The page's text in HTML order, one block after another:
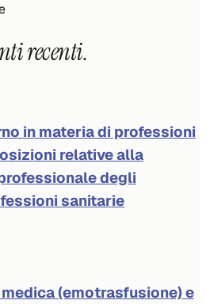
recenti.
in materia di professioni
relative alla
degli
sanitarie
(emotrasfusione) e